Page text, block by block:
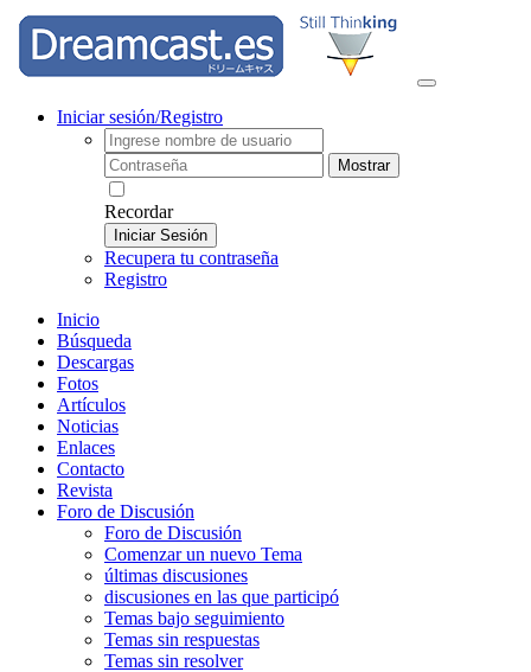
Iniciar sesión/Registro
Mostrar
Recordar
Iniciar Sesión
Recupera tu contraseña
Registro
Inicio
Búsqueda
Descargas
Fotos
Artículos
Noticias
Enlaces
Contacto
Revista
Foro de Discusión
Foro de Discusión
Comenzar un nuevo Tema
últimas discusiones
discusiones en las que participó
Temas bajo seguimiento
Temas sin respuestas
Temas sin resolver